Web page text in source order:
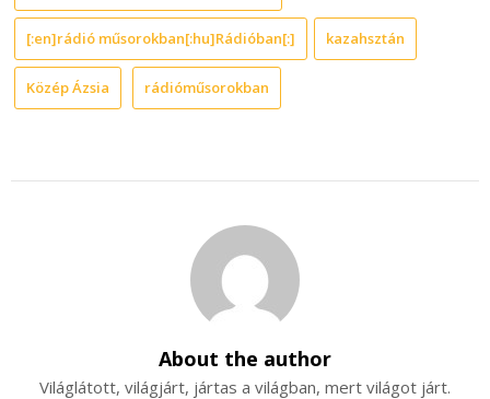
[:en]rádió műsorokban[:hu]Rádióban[:] kazahsztán
Közép Ázsia rádióműsorokban
About the author
Világlátott, világjárt, jártas a világban, mert világot járt.